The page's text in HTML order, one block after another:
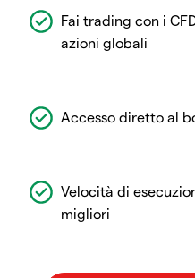
Fai trading con i
azioni globali
Accesso diretto al
Velocità di
migliori